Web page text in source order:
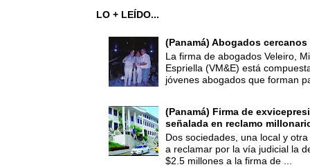
LO + LEÍDO...
(Panamá) Abogados
La firma de abogados Veleiro,
Espriella (VM&E) está
jóvenes abogados que forman
(Panamá) Firma de
señalada en reclamo
Dos sociedades, una local y
a reclamar por la vía judicial la
$2.5 millones a la firma de ...